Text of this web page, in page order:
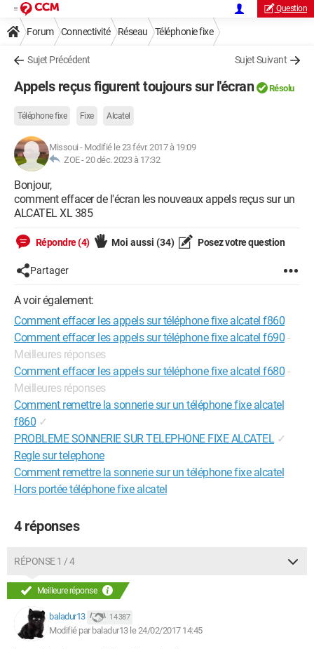
Question
Forum Connectivité Réseau Téléphonie fixe
Sujet Précédent Sujet Suivant
Appels reçus figurent toujours sur l'écran Résolu
Téléphone fixe Fixe Alcatel
Missoui - Modifié le 23 févr. 2017 à 19:09
ZOE -20 déc. 2023 à 17:32
Bonjour,
comment effacer de l'écran les nouveaux appels reçus sur un
ALCATEL XL 385
Répondre (4) Moi aussi (34) Posez votre question
Partager
A voir également:
Comment effacer les appels sur téléphone fixe alcatel f860
Comment effacer les appels sur téléphone fixe alcatel f690 -
Meilleures réponses
Comment effacer les appels sur téléphone fixe alcatel f680 -
Meilleures réponses
Comment remettre la sonnerie sur un téléphone fixe alcatel
f860 ✓
PROBLEME SONNERIE SUR TELEPHONE FIXE ALCATEL ✓
Regle sur telephone
Comment remettre la sonnerie sur un téléphone fixe alcatel
Hors portée téléphone fixe alcatel
4 réponses
RÉPONSE 1 / 4
Meilleure réponse
baladur13 14 387
Modifié par baladur13 le 24/02/2017 14:45